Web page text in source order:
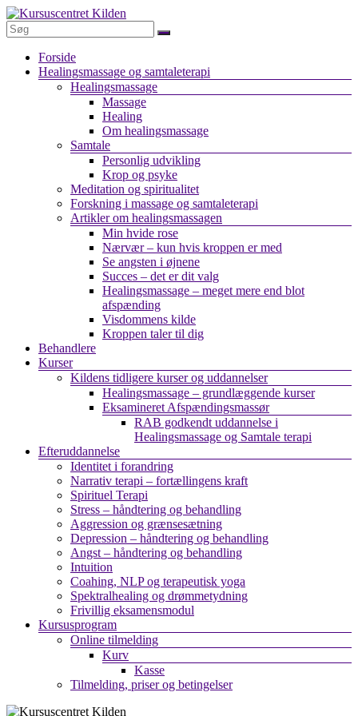
Skip
to
content
Kursuscentret
Kilden
Healingsmassage
Menu
Forside
Healingsmassage og samtaleterapi
Healingsmassage
Massage
Healing
Om healingsmassage
Samtale
Personlig udvikling
Krop og psyke
Meditation og spiritualitet
Forskning i massage og samtaleterapi
Artikler om healingsmassagen
Min hvide rose
Nærvær – kun hvis kroppen er med
Se angsten i øjnene
Succes – det er dit valg
Healingsmassage – meget mere end blot
afspænding
Visdommens kilde
Kroppen taler til dig
Behandlere
Kurser
Kildens tidligere kurser og uddannelser
Healingsmassage – grundlæggende kurser
Eksamineret Afspændingsmassør
RAB godkendt uddannelse i
Healingsmassage og Samtale terapi
Efteruddannelse
Identitet i forandring
Narrativ terapi – fortællingens kraft
Spirituel Terapi
Stress – håndtering og behandling
Aggression og grænsesætning
Depression – håndtering og behandling
Angst – håndtering og behandling
Intuition
Coahing, NLP og terapeutisk yoga
Spektralhealing og drømmetydning
Frivillig eksamensmodul
Kursusprogram
Online tilmelding
Kurv
Kasse
Tilmelding, priser og betingelser